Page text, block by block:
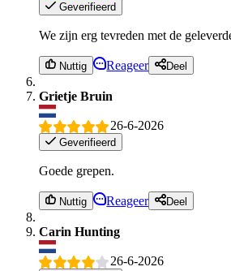
Geverifieerd
We zijn erg tevreden met de
Nuttig Reageer Deel
Grietje Bruin
26-6-2026
Geverifieerd
Goede grepen.
Nuttig Reageer Deel
Carin Hunting
26-6-2026